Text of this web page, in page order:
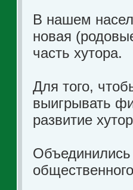
В нашем
новая
часть хутора.
Для того,
выигрывать
развитие